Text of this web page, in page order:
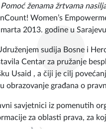
ženama žrtvama
Women’s
2013. godine u
sudija Bosne i
Centar za pružanje
Usaid , a čiji je cilj
obrazovanje građana o
savjetnici iz pomenutih
za oblasti prava, za